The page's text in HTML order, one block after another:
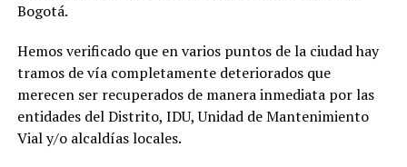
Bogotá.
Hemos verificado que en varios puntos de la ciudad hay
tramos de vía completamente deteriorados que
merecen ser recuperados de manera inmediata por las
entidades del Distrito, IDU, Unidad de Mantenimiento
Vial y/o alcaldías locales.